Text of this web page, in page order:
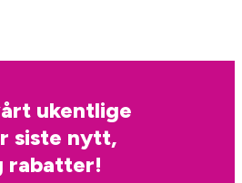
ukentlige
siste nytt,
rabatter!